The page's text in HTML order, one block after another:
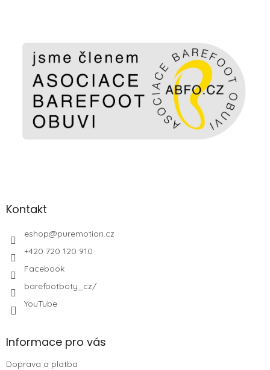
Kontakt
eshop@puremotion.cz
+420 720 120 910
Facebook
barefootboty_cz/
YouTube
Informace pro vás
Doprava a platba